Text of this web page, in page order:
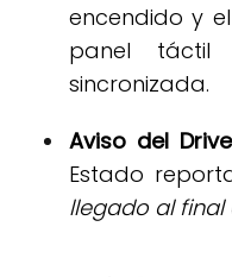
encendido y
panel táctil
sincronizada.
Aviso del
Estado
llegado al final